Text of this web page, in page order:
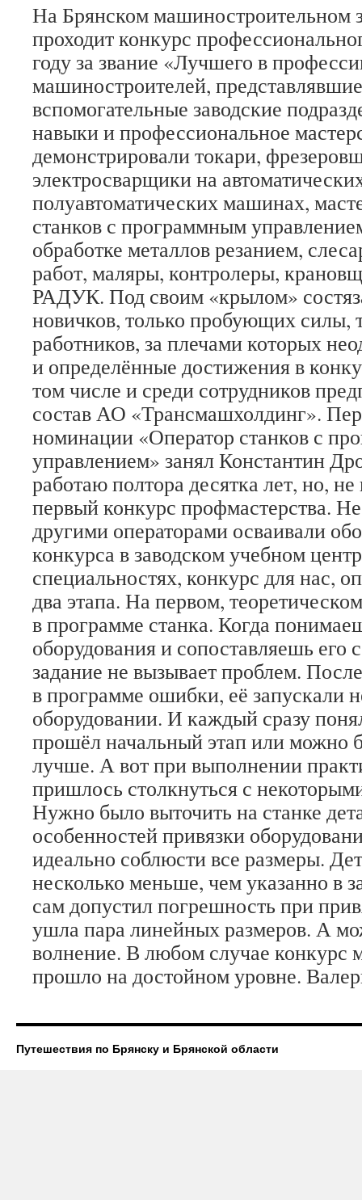
На Брянском машиностроительном
проходит конкурс
году за звание «Лучшего в
машиностроителей,
вспомогательные заводские
навыки и профессиональное
демонстрировали токари,
электросварщики на
полуавтоматических машинах,
станков с программным
обработке металлов резанием,
работ, маляры, контролеры,
РАДУК. Под своим «крылом»
новичков, только пробующих силы,
работников, за плечами которых
и определённые достижения в
том числе и среди сотрудников
состав АО «Трансмашхолдинг».
номинации «Оператор станков с
управлением» занял Константин
работаю полтора десятка лет, но,
первый конкурс профмастерства.
другими операторами осваивали
конкурса в заводском учебном
специальностях, конкурс для нас,
два этапа. На первом,
в программе станка. Когда
оборудования и сопоставляешь его
задание не вызывает проблем.
в программе ошибки, её запускали
оборудовании. И каждый сразу
прошёл начальный этап или можно
лучше. А вот при выполнении
пришлось столкнуться с
Нужно было выточить на станке
особенностей привязки
идеально соблюсти все размеры.
несколько меньше, чем указанно в
сам допустил погрешность при
ушла пара линейных размеров. А
волнение. В любом случае конкурс
прошло на достойном уровне.
Путешествия по Брянску и Брянской области